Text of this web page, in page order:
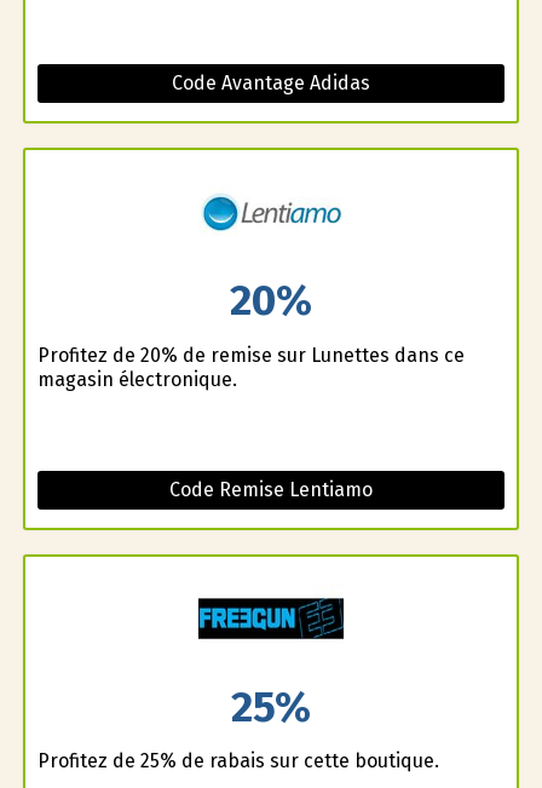
Code Avantage Adidas
20%
Profitez de 20% de remise sur Lunettes dans ce
magasin électronique.
Code Remise Lentiamo
25%
Profitez de 25% de rabais sur cette boutique.